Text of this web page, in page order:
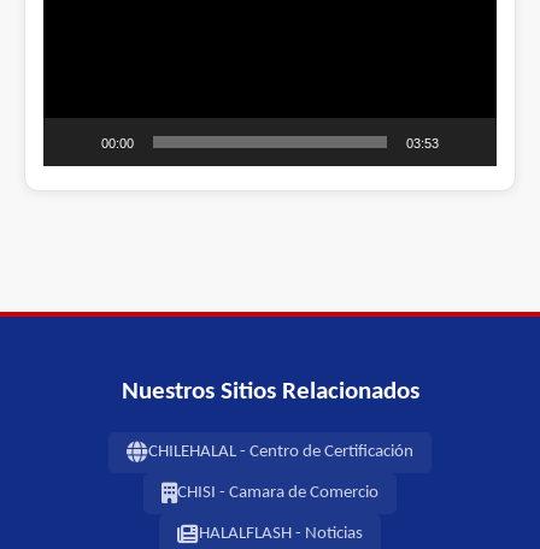
00:00 03:53
Nuestros Sitios Relacionados
CHILEHALAL - Centro de Certificación
CHISI - Camara de Comercio
HALALFLASH - Noticias